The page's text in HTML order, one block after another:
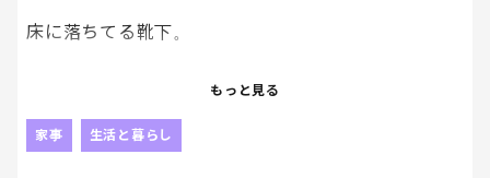
床に落ちてる靴下。
テーブルの上の水筒。
もっと見る
家事 生活と暮らし